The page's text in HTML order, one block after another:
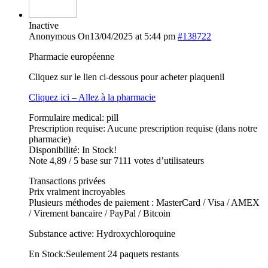
Inactive
Anonymous On13/04/2025 at 5:44 pm #138722
Pharmacie européenne
Cliquez sur le lien ci-dessous pour acheter plaquenil
Cliquez ici – Allez à la pharmacie
Formulaire medical: pill
Prescription requise: Aucune prescription requise (dans notre
pharmacie)
Disponibilité: In Stock!
Note 4,89 / 5 base sur 7111 votes d’utilisateurs
Transactions privées
Prix vraiment incroyables
Plusieurs méthodes de paiement : MasterCard / Visa / AMEX
/ Virement bancaire / PayPal / Bitcoin
Substance active: Hydroxychloroquine
En Stock:Seulement 24 paquets restants